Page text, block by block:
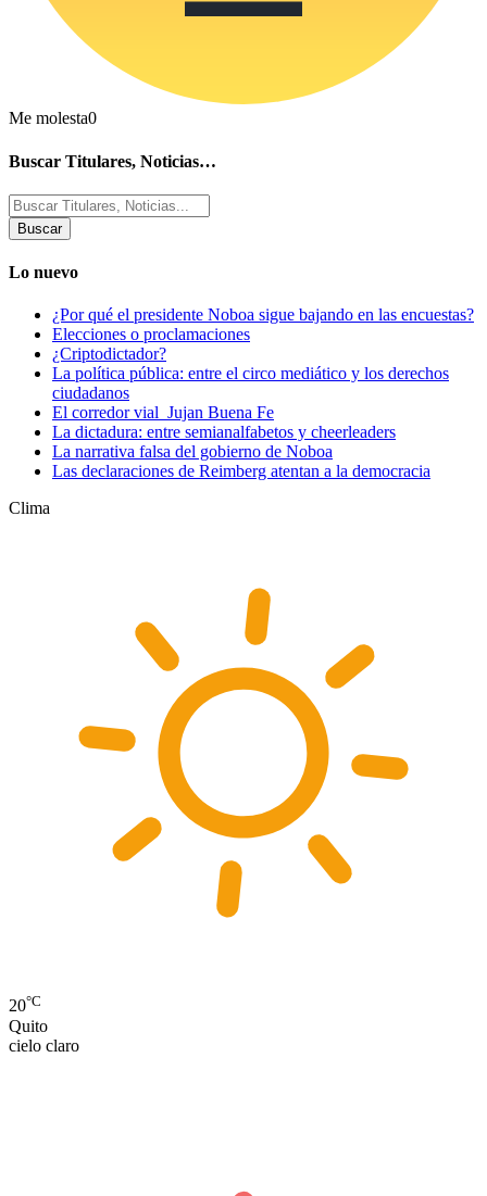
Me molesta0
Buscar Titulares, Noticias…
Buscar
por:
Lo nuevo
¿Por qué el presidente Noboa sigue bajando en las encuestas?
Elecciones o proclamaciones
¿Criptodictador?
La política pública: entre el circo mediático y los derechos
ciudadanos
El corredor vial Jujan Buena Fe
La dictadura: entre semianalfabetos y cheerleaders
La narrativa falsa del gobierno de Noboa
Las declaraciones de Reimberg atentan a la democracia
Clima
20°C
Quito
cielo claro